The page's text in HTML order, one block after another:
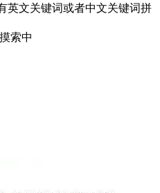
英文关键词或者中文关键词拼
索中